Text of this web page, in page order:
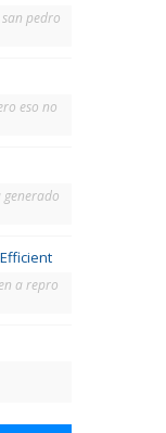
pedro
eso no
generado
a repro